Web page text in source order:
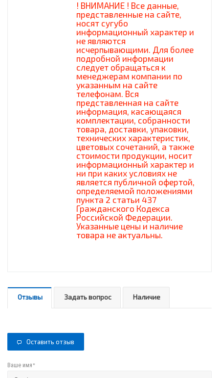
! ВНИМАНИЕ ! Все данные,
представленные на сайте,
носят сугубо
информационный характер и
не являются
исчерпывающими. Для более
подробной информации
следует обращаться к
менеджерам компании по
указанным на сайте
телефонам. Вся
представленная на сайте
информация, касающаяся
комплектации, собранности
товара, доставки, упаковки,
технических характеристик,
цветовых сочетаний, а также
стоимости продукции, носит
информационный характер и
ни при каких условиях не
является публичной офертой,
определяемой положениями
пункта 2 статьи 437
Гражданского Кодекса
Российской Федерации.
Указанные цены и наличие
товара не актуальны.
Отзывы Задать вопрос Наличие
Оставить отзыв
Ваше имя*